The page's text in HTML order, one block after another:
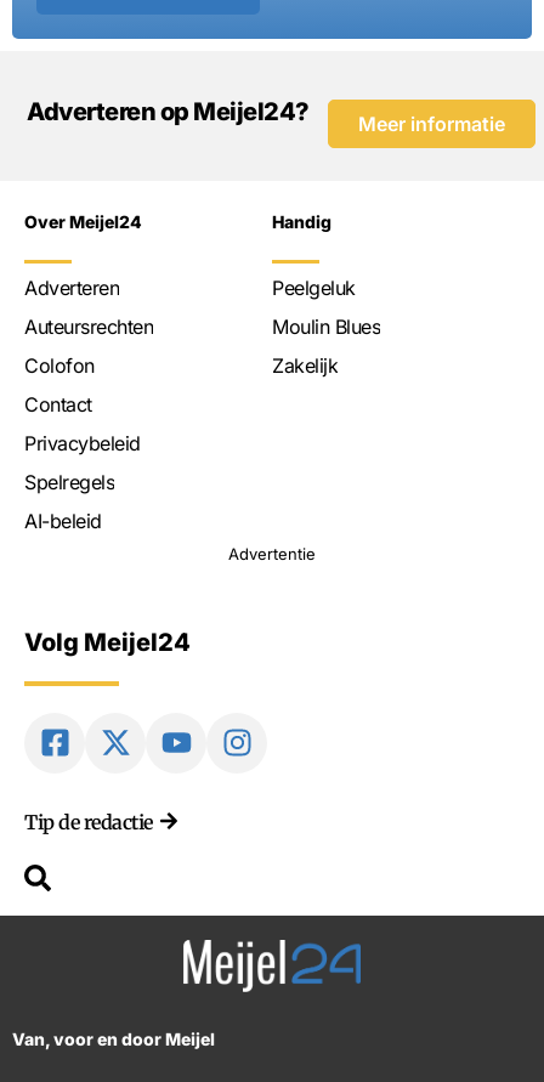
Adverteren op Meijel24? Meer informatie
Over Meijel24
Adverteren
Auteursrechten
Colofon
Contact
Privacybeleid
Spelregels
AI-beleid
Handig
Peelgeluk
Moulin Blues
Zakelijk
Advertentie
Volg Meijel24
Tip de redactie
Van, voor en door Meijel